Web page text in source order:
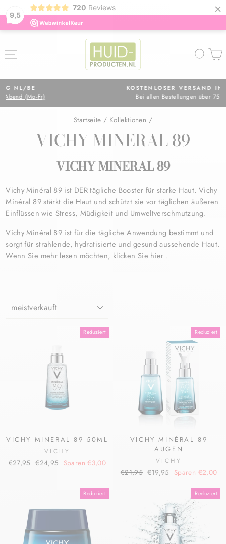
9,5
720 Reviews ×
Inhalt
SEITENNAVIGATION
KOSTENLOSER VERSAND IN NL
Bei allen Bestellungen über 75 €
Startseite / Kollektionen /
VICHY MINERAL 89
VICHY MINERAL 89
Vichy Minéral 89 ist DER tägliche Booster für starke Haut. Vichy
Minéral 89 stärkt die Haut und schützt sie vor täglichen äußeren
Einflüssen wie Stress, Müdigkeit und Umweltverschmutzung.
Vichy Minéral 89 ist für die tägliche Anwendung bestimmt und
sorgt für strahlende, hydratisierte und gesund aussehende Haut.
Wenn Sie mehr lesen möchten, klicken Sie hier .
Reduziert
VICHY MINERAL 89 50ML
VICHY
Normaler
€27,95 Sonderpreis
€24,95 Sparen €3,00
Reduziert
VICHY MINÉRAL 89
AUGEN
VICHY
Normaler
€21,95 Sonderpreis
€19,95 Sparen €2,00
Reduziert Reduziert